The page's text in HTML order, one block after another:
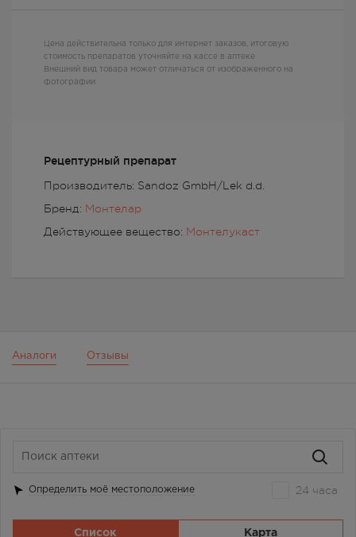
Рецептурный препарат
Производитель: Sandoz GmbH/Lek d.d.
Бренд: Монтелар
Действующее вещество: Монтелукаст
Цена действительна только для интернет заказов, итоговую
стоимость препаратов уточняйте на кассе в аптеке
Внешний вид товара может отличаться от изображенного на
фотографии
Аналоги Отзывы
Определить моё местоположение 24 часа
Список Карта